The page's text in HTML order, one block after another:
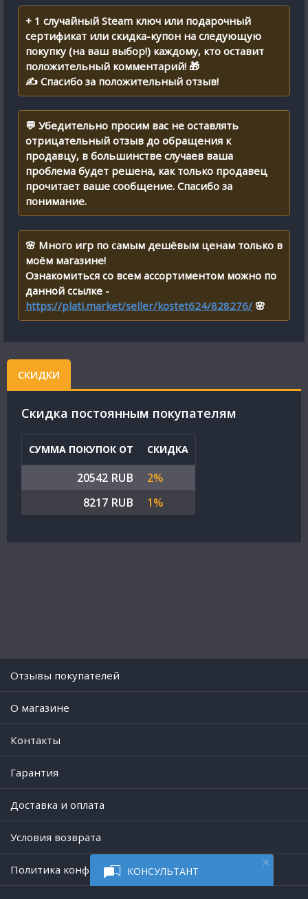
КОНСУЛЬТАНТ
+ 1 случайный Steam ключ или подарочный
сертификат или скидка-купон на следующую
покупку (на ваш выбор!) каждому, кто оставит
положительный комментарий! 🎁
✍ Спасибо за положительный отзыв!
💬 Убедительно просим вас не оставлять
отрицательный отзыв до обращения к
продавцу, в большинстве случаев ваша
проблема будет решена, как только продавец
прочитает ваше сообщение. Спасибо за
понимание.
🌸 Много игр по самым дешёвым ценам только в
моём магазине!
Ознакомиться со всем ассортиментом можно по
данной ссылке -
https://plati.market/seller/kostet624/828276/ 🌸
СКИДКИ
Cкидка постоянным покупателям
СУММА ПОКУПОК ОТ СКИДКА
20542 RUB
2%
8217 RUB
1%
Отзывы покупателей
O магазине
Контакты
Гарантия
Доставка и оплата
Условия возврата
Политика конфиденциальности